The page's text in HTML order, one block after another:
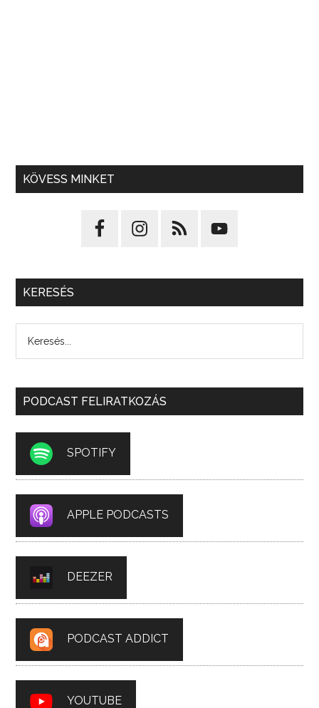
KÖVESS MINKET
KERESÉS
PODCAST FELIRATKOZÁS
SPOTIFY
APPLE PODCASTS
DEEZER
PODCAST ADDICT
YOUTUBE